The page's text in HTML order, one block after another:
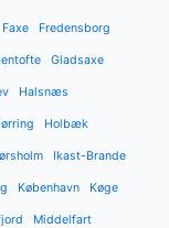
Faxe Fredensborg
Gladsaxe
Halsnæs
Holbæk
Ikast-Brande
København Køge
Middelfart